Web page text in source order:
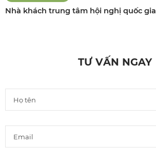
Nhà khách trung tâm hội nghị quốc gia
TƯ VẤN NGAY